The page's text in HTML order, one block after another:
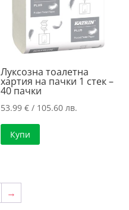
Луксозна тоалетна
хартия на пачки 1 стек –
40 пачки
53.99€ / 105.60 лв.
Купи
→